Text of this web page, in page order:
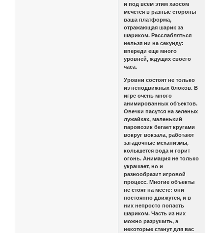
и под всем этим хаосом
мечется в разные стороны
ваша платформа,
отражающая шарик за
шариком. Расслабляться
нельзя ни на секунду:
впереди еще много
уровней, ждущих своего
часа.
Уровни состоят не только
из неподвижных блоков. В
игре очень много
анимированных объектов.
Овечки пасутся на зеленых
лужайках, маленький
паровозик бегает кругами
вокруг вокзала, работают
загадочные механизмы,
колышется вода и горит
огонь. Анимация не только
украшает, но и
разнообразит игровой
процесс. Многие объекты
не стоят на месте: они
постоянно движутся, и в
них непросто попасть
шариком. Часть из них
можно разрушить, а
некоторые станут для вас